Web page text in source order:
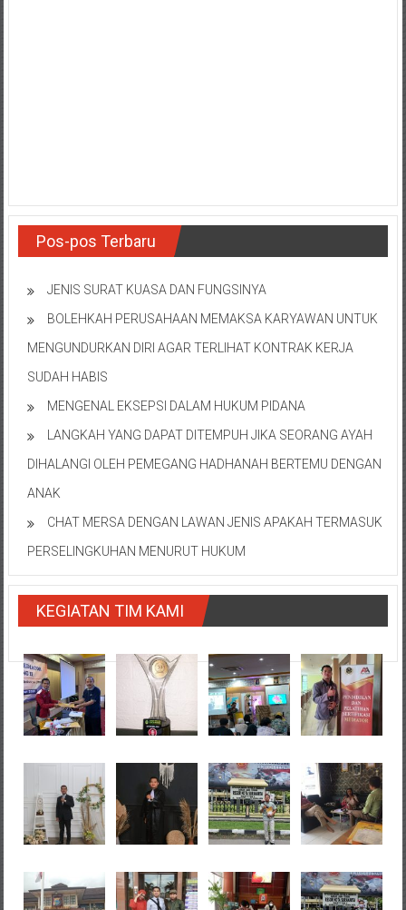
Kalimantan
Timur/
Kalimantan
Samarinda/Jawa
Barat/
Terdekat
Pos-pos Terbaru
JENIS SURAT KUASA DAN FUNGSINYA
BOLEHKAH PERUSAHAAN MEMAKSA KARYAWAN UNTUK
MENGUNDURKAN DIRI AGAR TERLIHAT KONTRAK KERJA
SUDAH HABIS
MENGENAL EKSEPSI DALAM HUKUM PIDANA
LANGKAH YANG DAPAT DITEMPUH JIKA SEORANG AYAH
DIHALANGI OLEH PEMEGANG HADHANAH BERTEMU DENGAN
ANAK
CHAT MERSA DENGAN LAWAN JENIS APAKAH TERMASUK
PERSELINGKUHAN MENURUT HUKUM
KEGIATAN TIM KAMI